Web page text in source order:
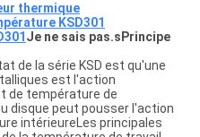
thermique
KSD301
Je ne sais pas.s Principe
de la série KSD est qu'une
est l'action
de température de
disque peut pousser l'action
intérieureLes principales